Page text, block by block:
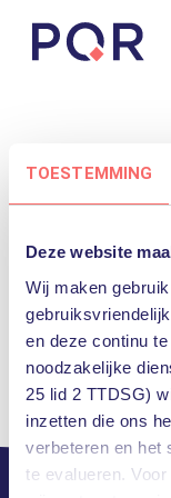
TOESTEMMING
Deze website
Wij maken
en deze continu
noodzakelijke
25 lid 2 TTDSG)
inzetten die ons
verbeteren en het
te evalueren.